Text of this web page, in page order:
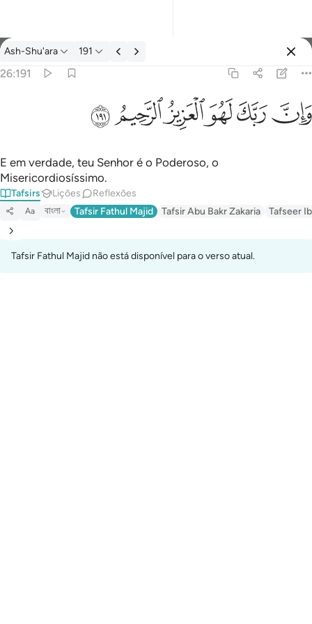
Tafsir: Ash-Shu'ara 26:191
Ash-Shu'ara 191
26:191
وَإِنَّ رَبَّكَ لَهُوَ ٱلْعَزِيزُ ٱلرَّحِيمُ ١٩١
ﱽﱾﱿﲀﲁﲂ
E em verdade, teu Senhor é o Poderoso, o
Misericordiosíssimo.
Tafsirs Lições Reflexões
Aa বাংলা Tafsir Fathul Majid Tafsir Abu Bakr Zakaria Tafseer
Tafsir Fathul Majid não está disponível para o verso atual.